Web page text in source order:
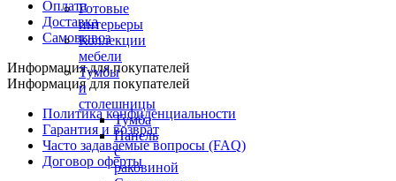
Готовые
интерьеры
Коллекции
мебели
Тумбы
и
столешницы
Тумба
Панель
с
раковиной
Оплата
Доставка
Самовывоз
Информация для покупателей
Информация для покупателей
Политика конфиденциальности
Гарантия и возврат
Часто задаваемые вопросы (FAQ)
Договор оферты